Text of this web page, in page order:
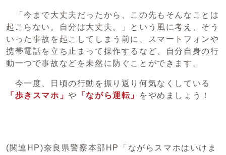
「今まで大丈夫だったから、この先もそんなことは
起こらない。自分は大丈夫。」という風に考え、そう
いった事故を起こしてしまう前に、スマートフォンや
携帯電話を立ち止まって操作するなど、自分自身の行
動一つで事故などを未然に防ぐことができます。
今一度、日頃の行動を振り返り何気なくしている
「歩きスマホ」や 「ながら運転」 をやめましょう！
(関連HP)奈良県警察本部HP「ながらスマホはいけま